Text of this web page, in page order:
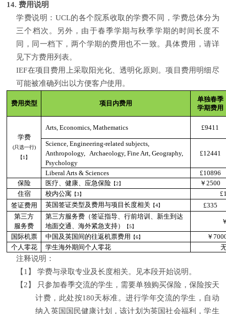
14.费用说明
学费说明： UCL的各个院系收取的学费不同，学费总体分为
三个档次。另外，由于春季学期与秋季学期的时间长度不
同，同一档下，两个学期的费用也不一致。具体费用，请详
见下方费用列表。
IEF在项目费用上采取阳光化、透明化原则。项目费用明细尽
可能被准确列出以方便客户使用。
费用类型 项目内费用
单独春季
学期费用
学费
(只选一行)
【1】
Arts, Economics, Mathematics £9411
Science, Engineering-related subjects,
Anthropology, Archaeology, Fine Art, Geography,
Psychology
£12441
Liberal Arts & Sciences
£10896
保险
医疗、健康、应急保险【2】 ￥2500
住宿
校内公寓 【3】
签证费用
英国签证类型及费用与项目长度相关【4】
£335
第三方
服务费
第三方服务费（签证指导、行前培训、新生到达
地面交通、海外紧急支持）
【5】
国际机票
中国及英国间的往返机票费用 【6】 ￥
个人零花
学生海外期间个人零花
注释说明：
【1】学费与录取专业及长度相关。见本段开始说明。
【2】 只参加春季交流的学生，需要单独购买保险，保险按天
计费，此处按180天标准。进行学年交流的学生，自动
纳入英国国民健康计划，该计划为英国社会福利，学生